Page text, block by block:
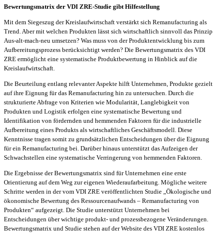
Bewertungsmatrix der VDI ZRE-Studie gibt Hilfestellung
Mit dem Siegeszug der Kreislaufwirtschaft verstärkt sich Remanufacturing als
Trend. Aber mit welchen Produkten lässt sich wirtschaftlich sinnvoll das Prinzip
Aus-alt-mach-neu umsetzen? Was muss von der Produktentwicklung bis zum
Aufbereitungsprozess berücksichtigt werden? Die Bewertungsmatrix des VDI
ZRE ermöglicht eine systematische Produktbewertung in Hinblick auf die
Kreislaufwirtschaft.
Die Beurteilung entlang relevanter Aspekte hilft Unternehmen, Produkte gezielt
auf ihre Eignung für das Remanufacturing hin zu untersuchen. Durch die
strukturierte Abfrage von Kriterien wie Modularität, Langlebigkeit von
Produkten und Logistik erfolgen eine systematische Bewertung und
Identifikation von fördernden und hemmenden Faktoren für die industrielle
Aufbereitung eines Produkts als wirtschaftliches Geschäftsmodell. Diese
Kenntnisse tragen somit zu grundsätzlichen Entscheidungen über die Eignung
für ein Remanufacturing bei. Darüber hinaus unterstützt das Aufzeigen der
Schwachstellen eine systematische Verringerung von hemmenden Faktoren.
Die Ergebnisse der Bewertungsmatrix sind für Unternehmen eine erste
Orientierung auf dem Weg zur eigenen Wiederaufarbeitung. Mögliche weitere
Schritte werden in der vom VDI ZRE veröffentlichten Studie „Ökologische und
ökonomische Bewertung des Ressourcenaufwands – Remanufacturing von
Produkten“ aufgezeigt. Die Studie unterstützt Unternehmen bei
Entscheidungen über wichtige produkt- und prozessbezogene Veränderungen.
Bewertungsmatrix und Studie stehen auf der Website des VDI ZRE kostenlos